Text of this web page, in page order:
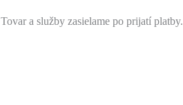
Tovar a služby zasielame po prijatí platby.